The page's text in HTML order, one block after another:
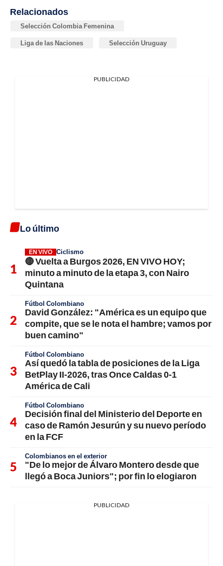
Relacionados
Selección Colombia Femenina
Liga de las Naciones Selección Uruguay
PUBLICIDAD
Lo último
EN VIVO Ciclismo
🔴 Vuelta a Burgos 2026, EN VIVO HOY;
minuto a minuto de la etapa 3, con Nairo
Quintana
Fútbol Colombiano
David González: "América es un equipo que
compite, que se le nota el hambre; vamos por
buen camino"
Fútbol Colombiano
Así quedó la tabla de posiciones de la Liga
BetPlay II-2026, tras Once Caldas 0-1
América de Cali
Fútbol Colombiano
Decisión final del Ministerio del Deporte en
caso de Ramón Jesurún y su nuevo período
en la FCF
Colombianos en el exterior
"De lo mejor de Álvaro Montero desde que
llegó a Boca Juniors"; por fin lo elogiaron
PUBLICIDAD